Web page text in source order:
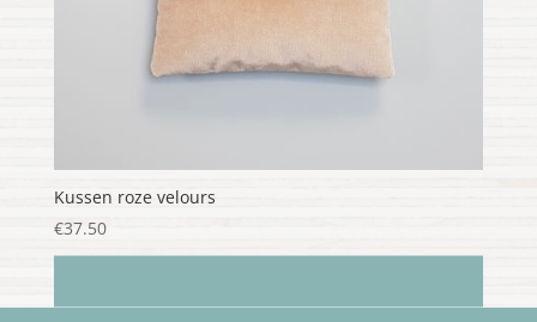
Kussen roze velours
€37.50